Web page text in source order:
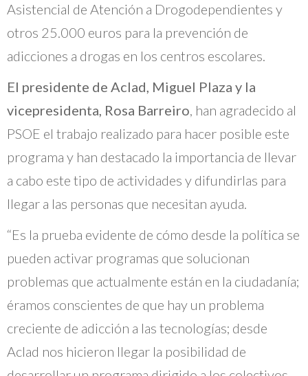
Asistencial de Atención a Drogodependientes y
otros 25.000 euros para la prevención de
adicciones a drogas en los centros escolares.
El presidente de Aclad, Miguel Plaza y la
vicepresidenta, Rosa Barreiro, han agradecido al
PSOE el trabajo realizado para hacer posible este
programa y han destacado la importancia de llevar
a cabo este tipo de actividades y difundirlas para
llegar a las personas que necesitan ayuda.
“Es la prueba evidente de cómo desde la política se
pueden activar programas que solucionan
problemas que actualmente están en la ciudadanía;
éramos conscientes de que hay un problema
creciente de adicción a las tecnologías; desde
Aclad nos hicieron llegar la posibilidad de